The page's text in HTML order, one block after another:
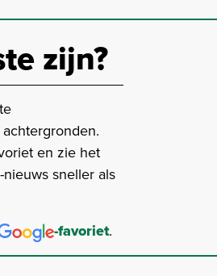
zijn?
en zie het
sneller als
-favoriet.